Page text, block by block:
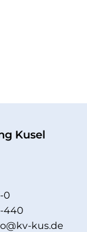
Kusel
0
440
kus.de